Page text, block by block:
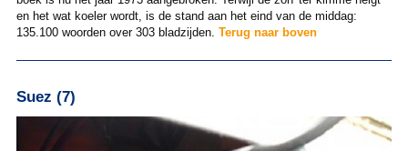
en het wat koeler wordt, is de stand aan het eind van de middag:
135.100 woorden over 303 bladzijden. Terug naar boven
Suez (7)